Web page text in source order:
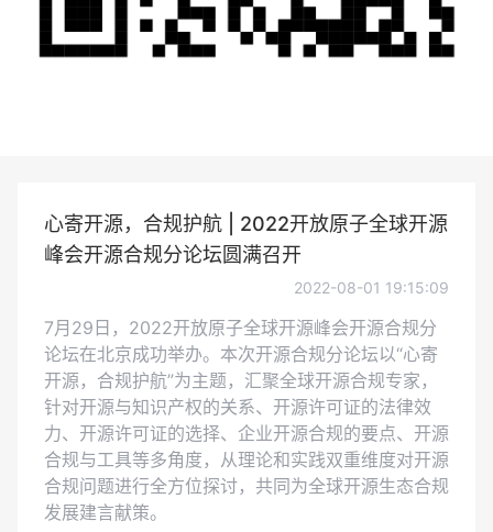
心寄开源，合规护航 | 2022开放原子全球开源
峰会开源合规分论坛圆满召开
2022-08-01 19:15:09
7月29日，2022开放原子全球开源峰会开源合规分
论坛在北京成功举办。本次开源合规分论坛以“心寄
开源，合规护航”为主题，汇聚全球开源合规专家，
针对开源与知识产权的关系、开源许可证的法律效
力、开源许可证的选择、企业开源合规的要点、开源
合规与工具等多角度，从理论和实践双重维度对开源
合规问题进行全方位探讨，共同为全球开源生态合规
发展建言献策。